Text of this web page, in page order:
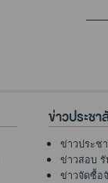
ข่าวประช
ข่าวประช
ข่าวสอบ
ข่าวจัดซื้อ